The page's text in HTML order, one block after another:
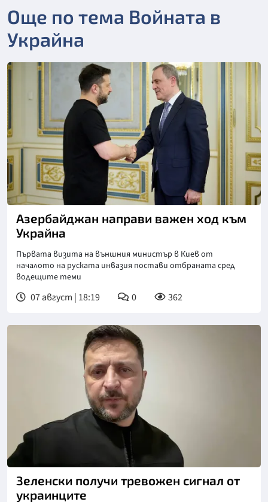
Още по тема Войната в
Украйна
Азербайджан направи важен ход към
Украйна
Първата визита на външния министър в Киев от
началото на руската инвазия постави отбраната сред
водещите теми
07 август | 18:19 0 362
Зеленски получи тревожен сигнал от
украинците